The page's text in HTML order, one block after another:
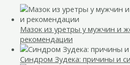
Мазок из уретры у мужчин и
рекомендации
Синдром Зудека: причины и